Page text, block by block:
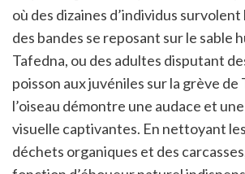
où des dizaines d’individus
des bandes se reposant sur le sable
Tafedna, ou des adultes disputant
poisson aux juvéniles sur la grève de
l’oiseau démontre une audace et
visuelle captivantes. En nettoyant
déchets organiques et des